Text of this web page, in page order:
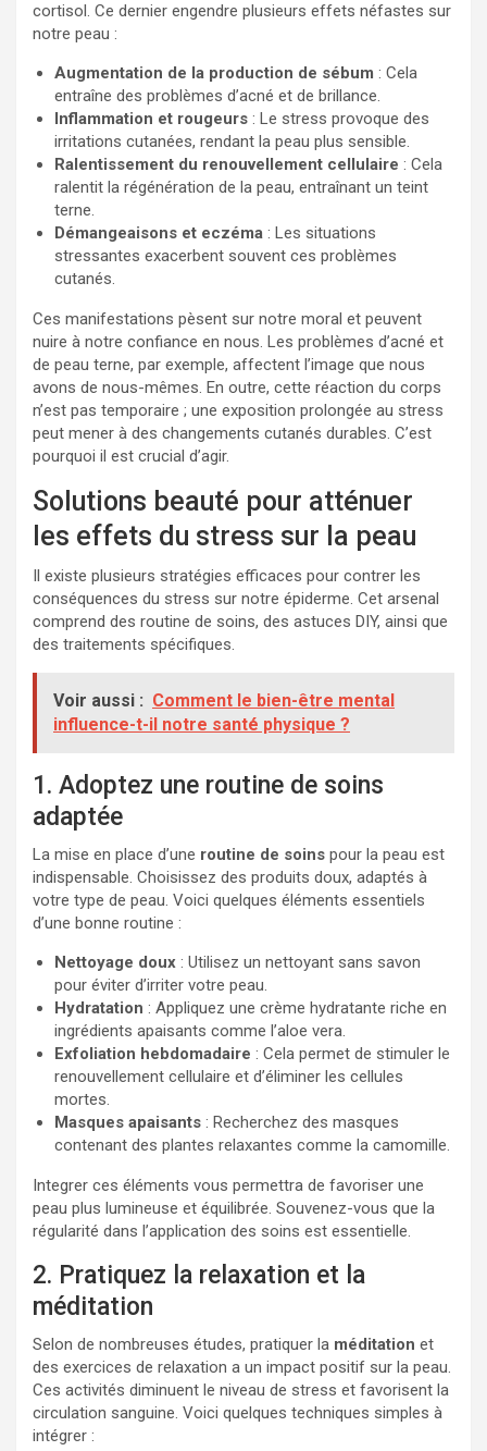
cortisol. Ce dernier engendre plusieurs effets néfastes sur
notre peau :
Augmentation de la production de sébum : Cela
entraîne des problèmes d’acné et de brillance.
Inflammation et rougeurs : Le stress provoque des
irritations cutanées, rendant la peau plus sensible.
Ralentissement du renouvellement cellulaire : Cela
ralentit la régénération de la peau, entraînant un teint
terne.
Démangeaisons et eczéma : Les situations
stressantes exacerbent souvent ces problèmes
cutanés.
Ces manifestations pèsent sur notre moral et peuvent
nuire à notre confiance en nous. Les problèmes d’acné et
de peau terne, par exemple, affectent l’image que nous
avons de nous-mêmes. En outre, cette réaction du corps
n’est pas temporaire ; une exposition prolongée au stress
peut mener à des changements cutanés durables. C’est
pourquoi il est crucial d’agir.
Solutions beauté pour atténuer
les effets du stress sur la peau
Il existe plusieurs stratégies efficaces pour contrer les
conséquences du stress sur notre épiderme. Cet arsenal
comprend des routine de soins, des astuces DIY, ainsi que
des traitements spécifiques.
Voir aussi : Comment le bien-être mental
influence-t-il notre santé physique ?
1. Adoptez une routine de soins
adaptée
La mise en place d’une routine de soins pour la peau est
indispensable. Choisissez des produits doux, adaptés à
votre type de peau. Voici quelques éléments essentiels
d’une bonne routine :
Nettoyage doux : Utilisez un nettoyant sans savon
pour éviter d’irriter votre peau.
Hydratation : Appliquez une crème hydratante riche en
ingrédients apaisants comme l’aloe vera.
Exfoliation hebdomadaire : Cela permet de stimuler le
renouvellement cellulaire et d’éliminer les cellules
mortes.
Masques apaisants : Recherchez des masques
contenant des plantes relaxantes comme la camomille.
Integrer ces éléments vous permettra de favoriser une
peau plus lumineuse et équilibrée. Souvenez-vous que la
régularité dans l’application des soins est essentielle.
2. Pratiquez la relaxation et la
méditation
Selon de nombreuses études, pratiquer la méditation et
des exercices de relaxation a un impact positif sur la peau.
Ces activités diminuent le niveau de stress et favorisent la
circulation sanguine. Voici quelques techniques simples à
intégrer :